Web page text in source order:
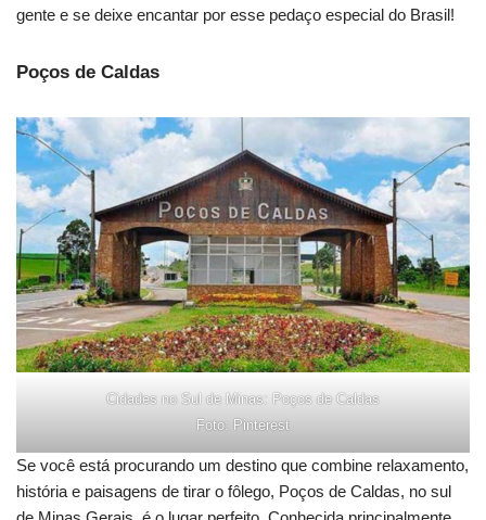
gente e se deixe encantar por esse pedaço especial do Brasil!
Poços de Caldas
Cidades no Sul de Minas: Poços de Caldas
Foto: Pinterest
Se você está procurando um destino que combine relaxamento,
história e paisagens de tirar o fôlego, Poços de Caldas, no sul